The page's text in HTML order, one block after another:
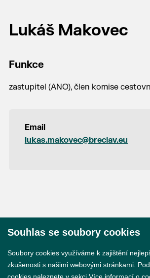
Lukáš Makovec
Funkce
zastupitel (ANO), člen komise
Email
lukas.makovec@breclav.eu
Souhlas se soubory cookies
Soubory cookies využíváme k zajištění
zkušenosti s našimi webovými stránkami.